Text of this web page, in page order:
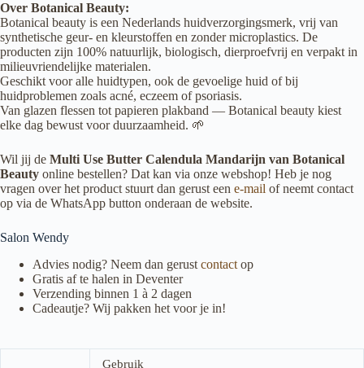
Over Botanical Beauty:
Botanical beauty is een Nederlands huidverzorgingsmerk, vrij van
synthetische geur- en kleurstoffen en zonder microplastics. De
producten zijn 100% natuurlijk, biologisch, dierproefvrij en verpakt in
milieuvriendelijke materialen.
Geschikt voor alle huidtypen, ook de gevoelige huid of bij
huidproblemen zoals acné, eczeem of psoriasis.
Van glazen flessen tot papieren plakband — Botanical beauty kiest
elke dag bewust voor duurzaamheid. 🌱
Wil jij de Multi Use Butter Calendula Mandarijn van Botanical
Beauty online bestellen? Dat kan via onze webshop! Heb je nog
vragen over het product stuurt dan gerust een e-mail of neemt contact
op via de WhatsApp button onderaan de website.
Salon Wendy
Advies nodig? Neem dan gerust contact op
Gratis af te halen in Deventer
Verzending binnen 1 à 2 dagen
Cadeautje? Wij pakken het voor je in!
Gebruik